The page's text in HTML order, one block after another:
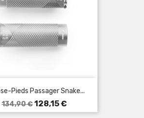
Pieds Passager Snake...
Prix
de
134,90 €Prix
128,15 €